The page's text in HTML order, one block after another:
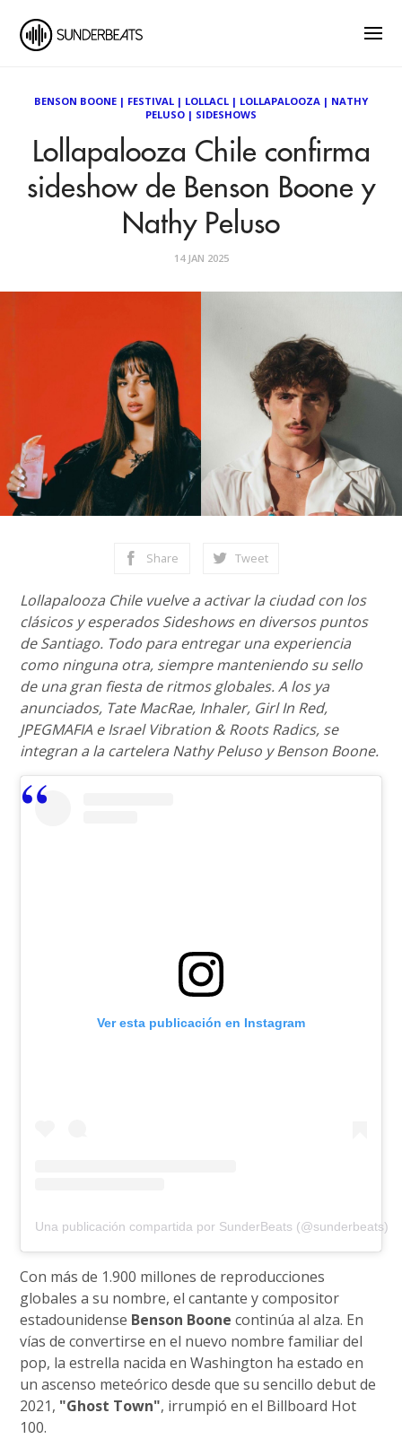
BENSON BOONE | FESTIVAL | LOLLACL | LOLLAPALOOZA | NATHY
PELUSO | SIDESHOWS
Lollapalooza Chile confirma
sideshow de Benson Boone y
Nathy Peluso
14 JAN 2025
Share Tweet
Lollapalooza Chile vuelve a activar la ciudad con los
clásicos y esperados Sideshows en diversos puntos
de Santiago. Todo para entregar una experiencia
como ninguna otra, siempre manteniendo su sello
de una gran fiesta de ritmos globales. A los ya
anunciados, Tate MacRae, Inhaler, Girl In Red,
JPEGMAFIA e Israel Vibration & Roots Radics, se
integran a la cartelera Nathy Peluso y Benson Boone.
Ver esta publicación en Instagram
Una publicación compartida por SunderBeats (@sunderbeats)
Con más de 1.900 millones de reproducciones
globales a su nombre, el cantante y compositor
estadounidense Benson Boone continúa al alza. En
vías de convertirse en el nuevo nombre familiar del
pop, la estrella nacida en Washington ha estado en
un ascenso meteórico desde que su sencillo debut de
2021, "Ghost Town", irrumpió en el Billboard Hot
100.